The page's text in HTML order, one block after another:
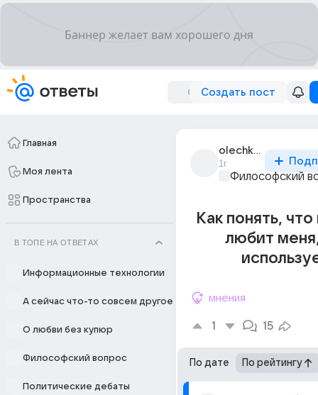
Создать пост
Главная
Моя лента
Пространства
В ТОПЕ НА ОТВЕТАХ
Информационные технологии
А сейчас что-то совсем другое
О любви без купюр
Философский вопрос
Политические дебаты
olechka_inna
1г
Философский
Как понять,
любит
мнения
1 15
По дате По рейтингу